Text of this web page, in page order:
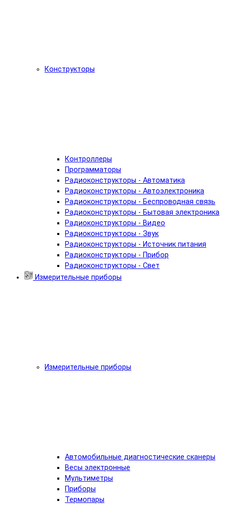
Конструкторы
Контроллеры
Программаторы
Радиоконструкторы - Автоматика
Радиоконструкторы - Автоэлектроника
Радиоконструкторы - Беспроводная связь
Радиоконструкторы - Бытовая электроника
Радиоконструкторы - Видео
Радиоконструкторы - Звук
Радиоконструкторы - Источник питания
Радиоконструкторы - Прибор
Радиоконструкторы - Свет
Измерительные приборы
Измерительные приборы
Автомобильные диагностические сканеры
Весы электронные
Мультиметры
Приборы
Термопары